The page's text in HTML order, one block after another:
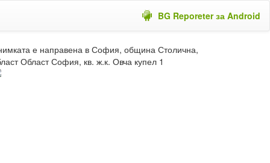
BG Reporeter за Android
е направена в София, община Столична,
Област София, кв. ж.к. Овча купел 1